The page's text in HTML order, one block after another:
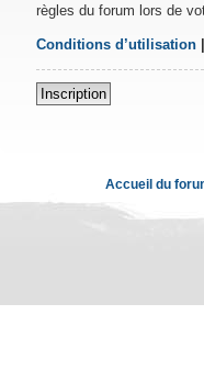
règles du forum lors de
Conditions d’utilisation
Inscription
Accueil du